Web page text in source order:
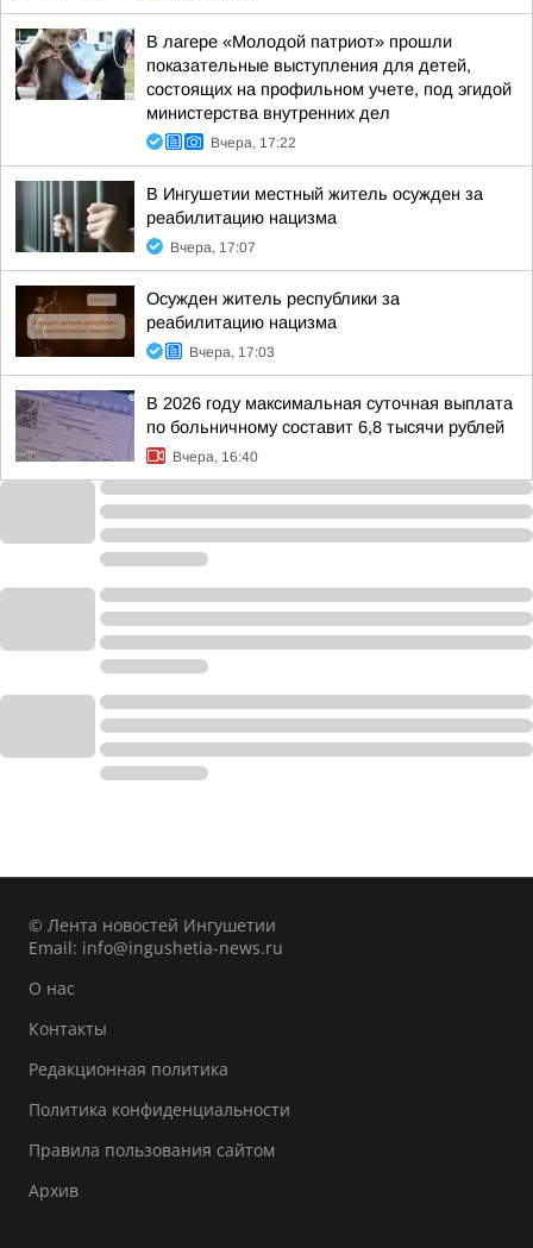
В лагере «Молодой патриот» прошли
показательные выступления для детей,
состоящих на профильном учете, под эгидой
министерства внутренних дел
Вчера, 17:22
В Ингушетии местный житель осужден за
реабилитацию нацизма
Вчера, 17:07
Осужден житель республики за
реабилитацию нацизма
Вчера, 17:03
В 2026 году максимальная суточная выплата
по больничному составит 6,8 тысячи рублей
Вчера, 16:40
© Лента новостей Ингушетии
Email: info@ingushetia-news.ru
О нас
Контакты
Редакционная политика
Политика конфиденциальности
Правила пользования сайтом
Архив